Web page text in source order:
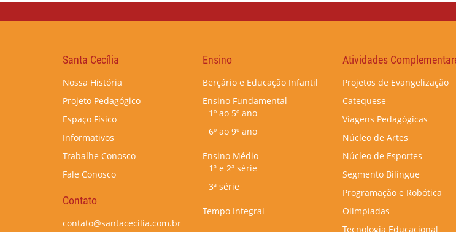
Santa Cecília
Nossa História
Projeto Pedagógico
Espaço Físico
Informativos
Trabalhe Conosco
Fale Conosco
Contato
contato@santacecilia.com.br
Ensino
Berçário e Educação Infantil
Ensino Fundamental
1º ao 5º ano
6º ao 9º ano
Ensino Médio
1ª e 2ª série
3ª série
Tempo Integral
Atividades
Projetos de Evangelização
Catequese
Viagens Pedagógicas
Núcleo de Artes
Núcleo de Esportes
Segmento Bilíngue
Programação e Robótica
Olimpíadas
Tecnologia Educacional